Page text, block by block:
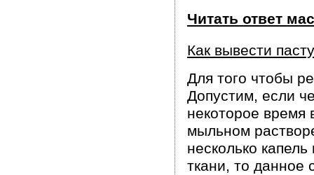
Читать ответ
Как вывести
Для того чтобы
Допустим, если
некоторое время
мыльном
несколько
ткани, то данное